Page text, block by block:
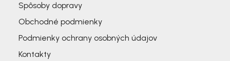
Spôsoby dopravy
Obchodné podmienky
Podmienky ochrany osobných údajov
Kontakty